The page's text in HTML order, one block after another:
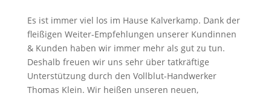
Es ist immer viel los im Hause Kalverkamp. Dank der
fleißigen Weiter-Empfehlungen unserer Kundinnen
& Kunden haben wir immer mehr als gut zu tun.
Deshalb freuen wir uns sehr über tatkräftige
Unterstützung durch den Vollblut-Handwerker
Thomas Klein. Wir heißen unseren neuen,